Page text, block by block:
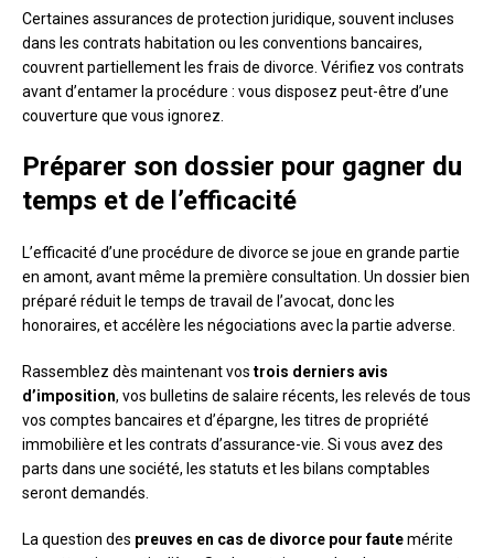
Certaines assurances de protection juridique, souvent incluses
dans les contrats habitation ou les conventions bancaires,
couvrent partiellement les frais de divorce. Vérifiez vos contrats
avant d’entamer la procédure : vous disposez peut-être d’une
couverture que vous ignorez.
Préparer son dossier pour gagner du
temps et de l’efficacité
L’efficacité d’une procédure de divorce se joue en grande partie
en amont, avant même la première consultation. Un dossier bien
préparé réduit le temps de travail de l’avocat, donc les
honoraires, et accélère les négociations avec la partie adverse.
Rassemblez dès maintenant vos trois derniers avis
d’imposition, vos bulletins de salaire récents, les relevés de tous
vos comptes bancaires et d’épargne, les titres de propriété
immobilière et les contrats d’assurance-vie. Si vous avez des
parts dans une société, les statuts et les bilans comptables
seront demandés.
La question des preuves en cas de divorce pour fautemérite